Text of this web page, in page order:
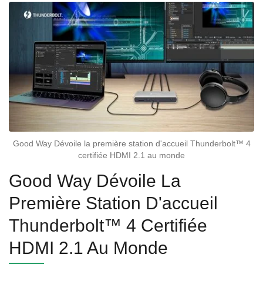
Good Way Dévoile la première station d'accueil Thunderbolt™ 4
certifiée HDMI 2.1 au monde
Good Way Dévoile La
Première Station D'accueil
Thunderbolt™ 4 Certifiée
HDMI 2.1 Au Monde